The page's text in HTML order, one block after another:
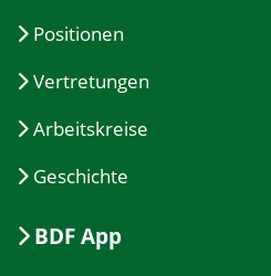
Positionen
Vertretungen
Arbeitskreise
Geschichte
BDF App